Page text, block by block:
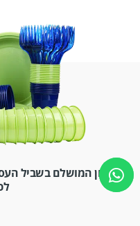
הפתרון המושלם בשביל